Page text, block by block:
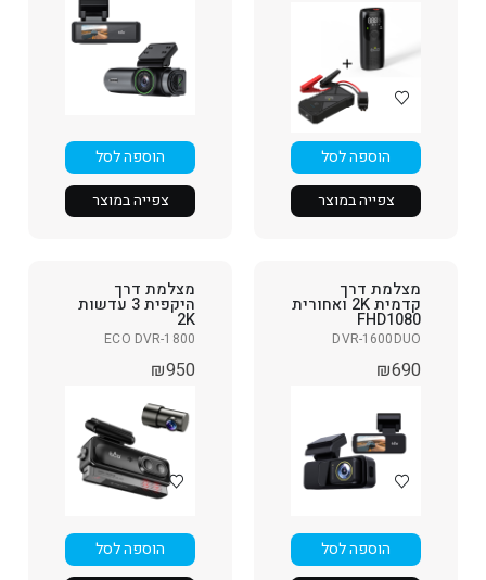
הוספה לסל
צפייה במוצר
הוספה לסל
צפייה במוצר
מצלמת דרך
קדמית 2K ואחורית
FHD1080
DVR-1600DUO
₪690
הוספה לסל
מצלמת דרך
היקפית 3 עדשות
2K
ECO DVR-1800
₪950
הוספה לסל